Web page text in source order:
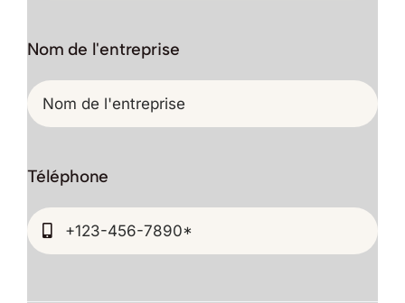
Nom de l'entreprise
Téléphone